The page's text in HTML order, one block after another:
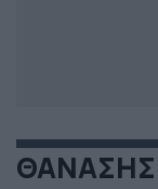
ΘΑΝΑΣΗΣ